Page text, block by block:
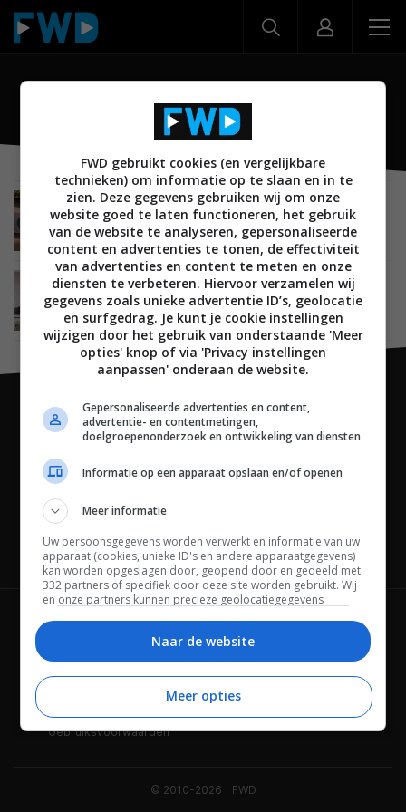
SL8
AUDIO 08 JANUARI 2019
LG onthult nieuwe soundbar line-up tijdens CES
2019
AUDIO 27 DECEMBER 2018
LG presenteert drie premium soundbars tijdens
CES voor 2019
Channels
Wie is FWD Privacybeleid
Adverteren Contact
Gebruiksvoorwaarden
© 2010-2026 | FWD
FWD gebruikt cookies (en vergelijkbare
technieken) om informatie op te slaan en in te
zien. Deze gegevens gebruiken wij om onze
website goed te laten functioneren, het gebruik
van de website te analyseren, gepersonaliseerde
content en advertenties te tonen, de effectiviteit
van advertenties en content te meten en onze
diensten te verbeteren. Hiervoor verzamelen wij
gegevens zoals unieke advertentie ID’s, geolocatie
en surfgedrag. Je kunt je cookie instellingen
wijzigen door het gebruik van onderstaande 'Meer
opties' knop of via 'Privacy instellingen
aanpassen' onderaan de website.
Gepersonaliseerde advertenties en content,
advertentie- en contentmetingen,
doelgroepenonderzoek en ontwikkeling van diensten
Informatie op een apparaat opslaan en/of openen
Meer informatie
Uw persoonsgegevens worden verwerkt en informatie van uw
apparaat (cookies, unieke ID's en andere apparaatgegevens)
kan worden opgeslagen door, geopend door en gedeeld met
332 partners of specifiek door deze site worden gebruikt. Wij
en onze partners kunnen precieze geolocatiegegevens
Bepaalde leveranciers kunnen uw persoonsgegevens
beheren. Zoek onderaan deze pagina of in het sitemenu naar
een link om uw toestemming te beheren of in te trekken via de
privacy- en cookie-instellingen.
Naar de website
Meer opties